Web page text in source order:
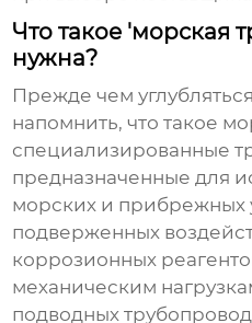
Что такое 'морская
нужна?
Прежде чем
напомнить, что такое
специализированные
предназначенные для
морских и прибрежных
подверженных
коррозионных
механическим
подводных